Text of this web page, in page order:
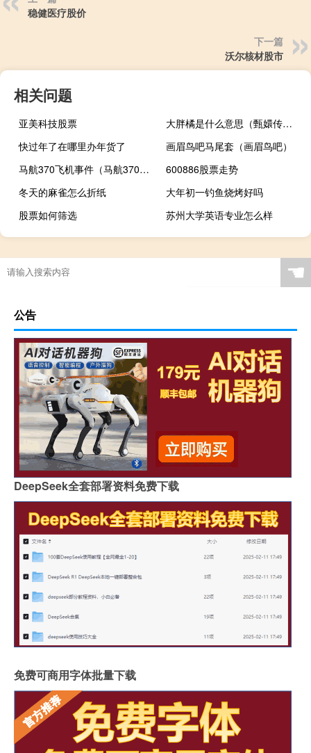
稳健医疗股价
下一篇
沃尔核材股市
相关问题
亚美科技股票
大胖橘是什么意思（甄嬛传胖橘是什么梗）什么梗
快过年了在哪里办年货了
画眉鸟吧马尾套（画眉鸟吧）
马航370飞机事件（马航370客机坠毁真实原因）
600886股票走势
冬天的麻雀怎么折纸
大年初一钓鱼烧烤好吗
股票如何筛选
苏州大学英语专业怎么样
☚
公告
DeepSeek全套部署资料免费下载
免费可商用字体批量下载